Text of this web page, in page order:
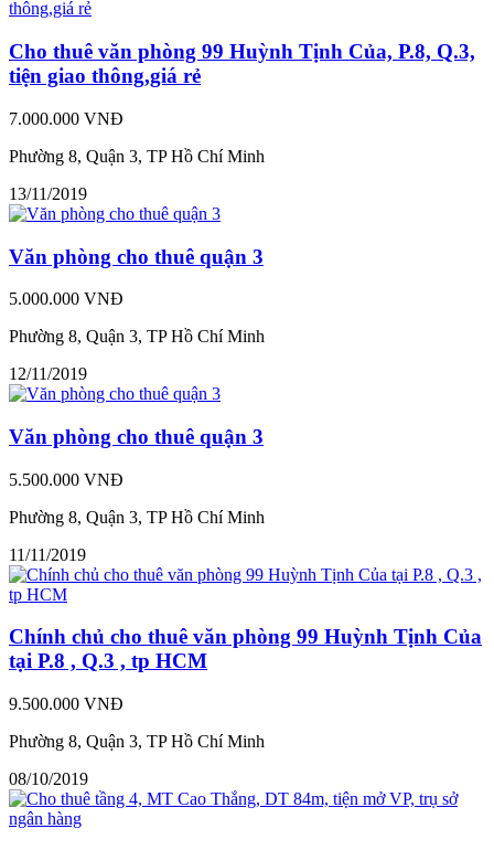
Cho thuê văn phòng 99 Huỳnh Tịnh Của, P.8, Q.3,
tiện giao thông,giá rẻ
7.000.000 VNĐ
Phường 8, Quận 3, TP Hồ Chí Minh
13/11/2019
Văn phòng cho thuê quận 3
5.000.000 VNĐ
Phường 8, Quận 3, TP Hồ Chí Minh
12/11/2019
Văn phòng cho thuê quận 3
5.500.000 VNĐ
Phường 8, Quận 3, TP Hồ Chí Minh
11/11/2019
Chính chủ cho thuê văn phòng 99 Huỳnh Tịnh Của
tại P.8 , Q.3 , tp HCM
9.500.000 VNĐ
Phường 8, Quận 3, TP Hồ Chí Minh
08/10/2019